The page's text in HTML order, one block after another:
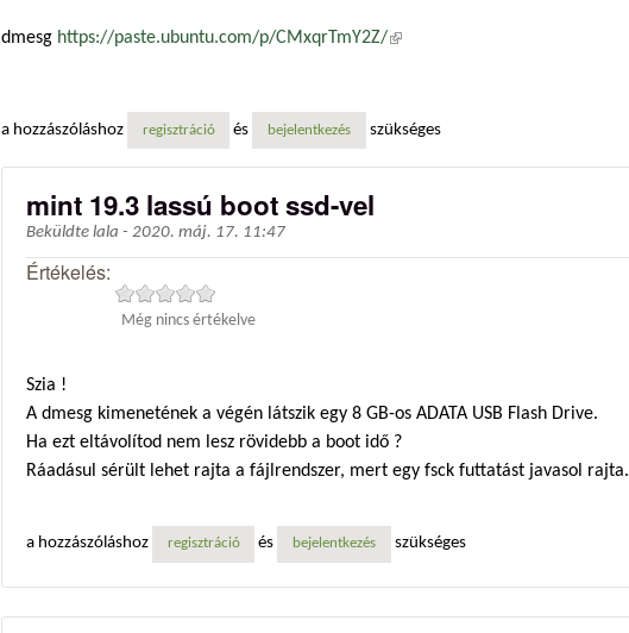
dmesg https://paste.ubuntu.com/p/CMxqrTmY2Z/(külső hivatkozás)
a hozzászóláshoz regisztráció és bejelentkezés szükséges
mint 19.3 lassú boot ssd-vel
Beküldte lala - 2020. máj. 17. 11:47
Értékelés:
Még nincs értékelve
Szia !
A dmesg kimenetének a végén látszik egy 8 GB-os ADATA USB Flash Drive.
Ha ezt eltávolítod nem lesz rövidebb a boot idő ?
Ráadásul sérült lehet rajta a fájlrendszer, mert egy fsck futtatást javasol rajta.
a hozzászóláshoz regisztráció és bejelentkezés szükséges